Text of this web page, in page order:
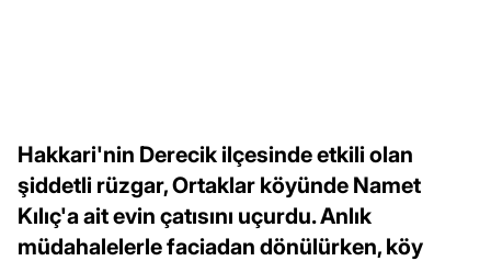
Hakkari'nin Derecik ilçesinde etkili olan
şiddetli rüzgar, Ortaklar köyünde Namet
Kılıç'a ait evin çatısını uçurdu. Anlık
müdahalelerle faciadan dönülürken, köy